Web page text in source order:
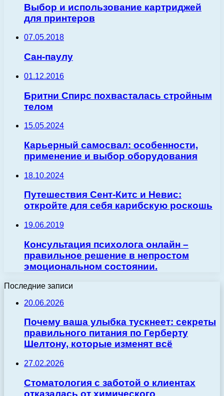
Выбор и использование картриджей
для принтеров
07.05.2018
Сан-паулу
01.12.2016
Бритни Спирс похвасталась стройным
телом
15.05.2024
Карьерный самосвал: особенности,
применение и выбор оборудования
18.10.2024
Путешествия Сент-Китс и Невис:
откройте для себя карибскую роскошь
19.06.2019
Консультация психолога онлайн –
правильное решение в непростом
эмоциональном состоянии.
Последние записи
20.06.2026
Почему ваша улыбка тускнеет: секреты
правильного питания по Герберту
Шелтону, которые изменят всё
27.02.2026
Стоматология с заботой о клиентах
отказалась от химического